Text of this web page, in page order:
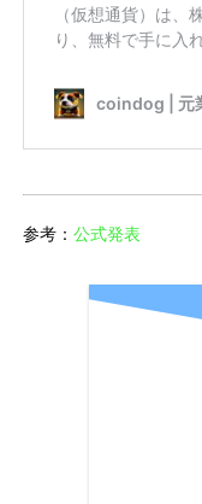
参考：公式発表